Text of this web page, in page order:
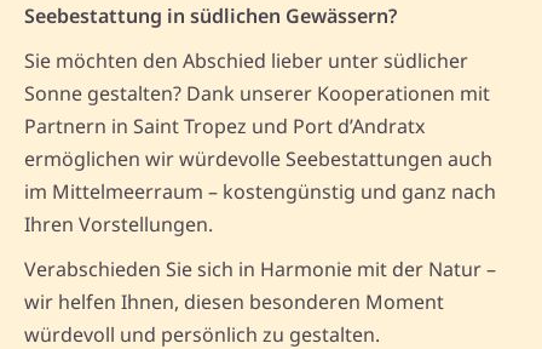
Seebestattung in südlichen Gewässern?
Sie möchten den Abschied lieber unter südlicher
Sonne gestalten? Dank unserer Kooperationen mit
Partnern in Saint Tropez und Port d’Andratx
ermöglichen wir würdevolle Seebestattungen auch
im Mittelmeerraum – kostengünstig und ganz nach
Ihren Vorstellungen.
Verabschieden Sie sich in Harmonie mit der Natur –
wir helfen Ihnen, diesen besonderen Moment
würdevoll und persönlich zu gestalten.